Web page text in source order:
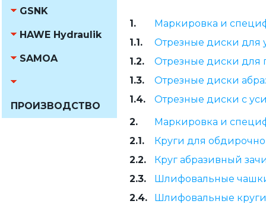
GSNK
HAWE Hydraulik
SAMOA
ПРОИЗВОДСТВО
1.
Маркировка и
1.1.
Отрезные диски
1.2.
Отрезные диски
1.3.
Отрезные диски
1.4.
Отрезные диски с
2.
Маркировка и
2.1.
Круги для
2.2.
Круг абразивный
2.3.
Шлифовальные
2.4.
Шлифовальные